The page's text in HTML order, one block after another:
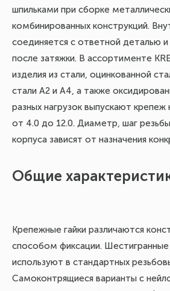
шпильками при сборке
комбинированных конструкций.
соединяется с ответной деталью
после затяжки. В ассортименте
изделия из стали, оцинкованной
стали А2 и А4, а также
разных нагрузок выпускают крепеж
от 4.0 до 12.0. Диаметр, шаг
корпуса зависят от назначения
Общие
Крепежные гайки различаются
способом фиксации.
используют в стандартных
Самоконтрящиеся варианты с